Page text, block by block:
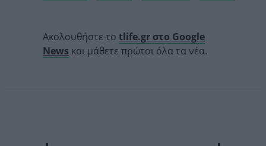
Ακολουθήστε το tlife.gr στο Google
News και μάθετε πρώτοι όλα τα νέα.